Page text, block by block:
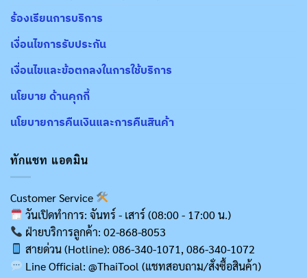
ร้องเรียนการบริการ
เงื่อนไขการรับประกัน
เงื่อนไขและข้อตกลงในการใช้บริการ
นโยบาย ด้านคุกกี้
นโยบายการคืนเงินและการคืนสินค้า
ทักแชท แอดมิน
Customer Service
วันเปิดทำการ: จันทร์ - เสาร์ (08:00 - 17:00 น.)
ฝ่ายบริการลูกค้า: 02-868-8053
สายด่วน (Hotline): 086-340-1071, 086-340-1072
Line Official: @ThaiTool (แชทสอบถาม/สั่งซื้อสินค้า)